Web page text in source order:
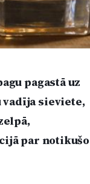
pagastā uz
vadīja sieviete,
par notikušo